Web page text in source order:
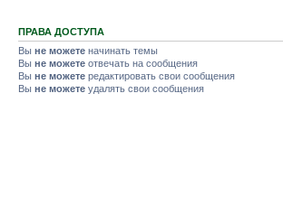
ПРАВА ДОСТУПА
Вы не можете начинать темы
Вы не можете отвечать на сообщения
Вы не можете редактировать свои сообщения
Вы не можете удалять свои сообщения